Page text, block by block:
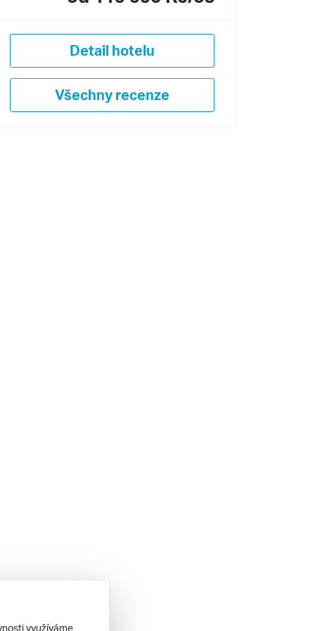
Detail hotelu
Všechny recenze
využíváme